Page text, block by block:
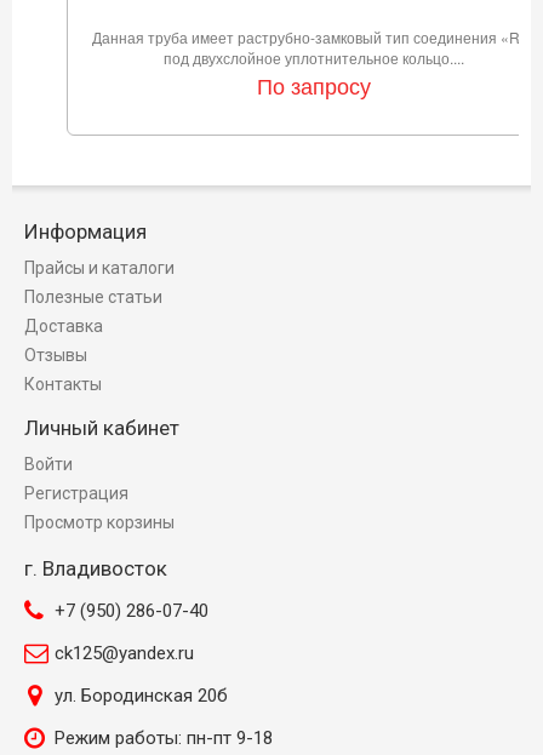
Данная труба имеет раструбно-замковый тип соединения «RJ»
под двухслойное уплотнительное кольцо....
По запросу
Информация
Прайсы и каталоги
Полезные статьи
Доставка
Отзывы
Контакты
Личный кабинет
Войти
Регистрация
Просмотр корзины
г. Владивосток
+7 (950) 286-07-40
ck125@yandex.ru
ул. Бородинская 20б
Режим работы: пн-пт 9-18